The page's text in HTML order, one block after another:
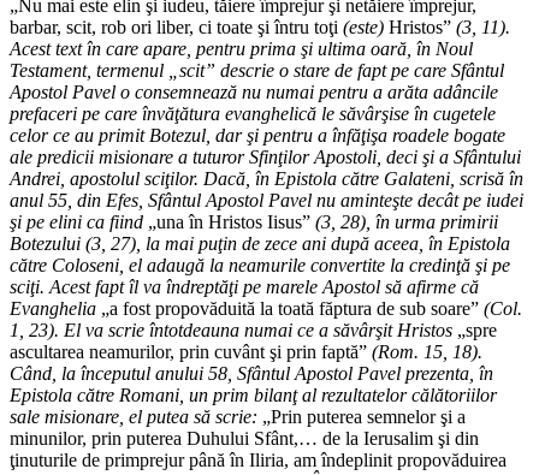
„Nu mai este elin şi iudeu, tăiere împrejur şi netăiere împrejur,
barbar, scit, rob ori liber, ci toate şi întru toţi (este) Hristos” (3, 11).
Acest text în care apare, pentru prima şi ultima oară, în Noul
Testament, termenul „scit” descrie o stare de fapt pe care Sfântul
Apostol Pavel o consemnează nu numai pentru a arăta adâncile
prefaceri pe care învăţătura evanghelică le săvârşise în cugetele
celor ce au primit Botezul, dar şi pentru a înfăţişa roadele bogate
ale predicii misionare a tuturor Sfinţilor Apostoli, deci şi a Sfântului
Andrei, apostolul sciţilor. Dacă, în Epistola către Galateni, scrisă în
anul 55, din Efes, Sfântul Apostol Pavel nu aminteşte decât pe iudei
şi pe elini ca fiind „una în Hristos Iisus” (3, 28), în urma primirii
Botezului (3, 27), la mai puţin de zece ani după aceea, în Epistola
către Coloseni, el adaugă la neamurile convertite la credinţă şi pe
sciţi. Acest fapt îl va îndreptăţi pe marele Apostol să afirme că
Evanghelia „a fost propovăduită la toată făptura de sub soare” (Col.
1, 23). El va scrie întotdeauna numai ce a săvârşit Hristos „spre
ascultarea neamurilor, prin cuvânt şi prin faptă” (Rom. 15, 18).
Când, la începutul anului 58, Sfântul Apostol Pavel prezenta, în
Epistola către Romani, un prim bilanţ al rezultatelor călătoriilor
sale misionare, el putea să scrie: „Prin puterea semnelor şi a
minunilor, prin puterea Duhului Sfânt,… de la Ierusalim şi din
ţinuturile de primprejur până în Iliria, am îndeplinit propovăduirea